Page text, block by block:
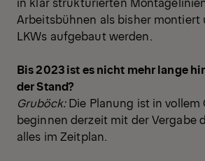
Arbeitsbühnen als bisher montiert
LKWs aufgebaut werden.
Bis 2023 ist es nicht mehr lange
der Stand?
Gruböck:Die Planung ist in vollem
beginnen derzeit mit der Vergabe
alles im Zeitplan.